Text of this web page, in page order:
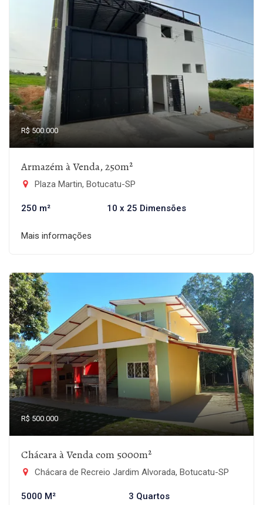
R$ 500.000
Armazém à Venda, 250m²
Plaza Martin, Botucatu-SP
250 m² 10 x 25 Dimensões
Mais informações
R$ 500.000
Chácara à Venda com 5000m²
Chácara de Recreio Jardim Alvorada, Botucatu-SP
5000 M² 3 Quartos